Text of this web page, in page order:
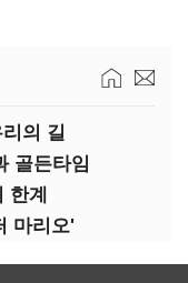
의 길
골든타임
계
마리오'